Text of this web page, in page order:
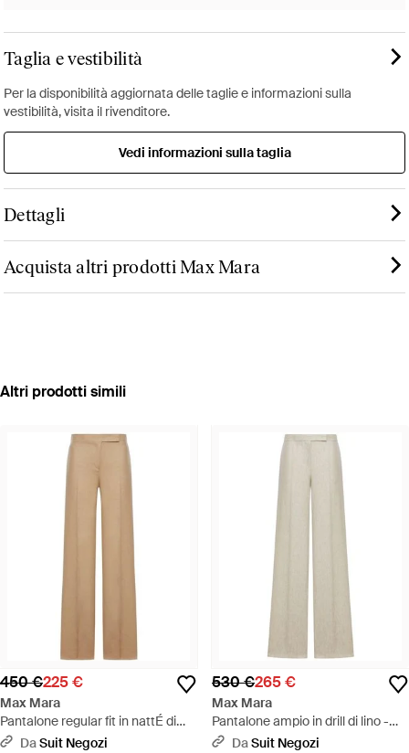
Taglia e vestibilità
Per la disponibilità aggiornata delle taglie e informazioni sulla
vestibilità, visita il rivenditore.
Vedi informazioni sulla taglia
Dettagli
Acquista altri prodotti Max Mara
Altri prodotti simili
450 €225 €
Max Mara
Pantalone regular fit in nattÉ di
lino - Neutro
DaSuit Negozi
530 €265 €
Max Mara
Pantalone ampio in drill di lino -
Bianco
DaSuit Negozi